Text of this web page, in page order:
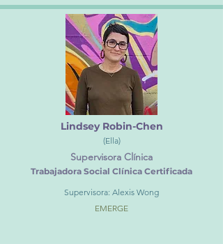
Lindsey Robin-Chen
(Ella)
Supervisora Clínica
Trabajadora Social Clínica Certificada
Supervisora: Alexis Wong
EMERGE